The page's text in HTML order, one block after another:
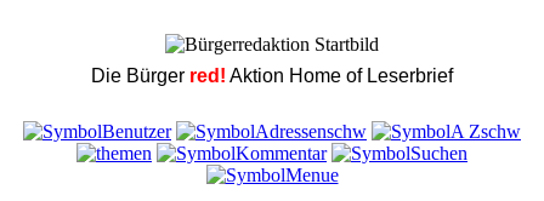
Die Bürger red! Aktion Home of Leserbrief